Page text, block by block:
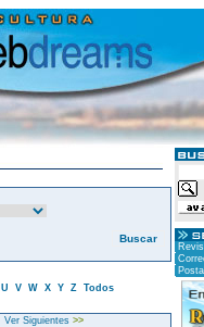
U V W X Y Z Todos
Ver Siguientes >>